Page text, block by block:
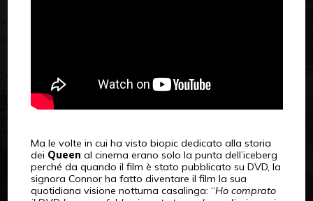
Ma le volte in cui ha visto biopic dedicato alla storia
dei Queen al cinema erano solo la punta dell’iceberg
perché da quando il film è stato pubblicato su DVD, la
signora Connor ha fatto diventare il film la sua
quotidiana visione notturna casalinga: “Ho comprato